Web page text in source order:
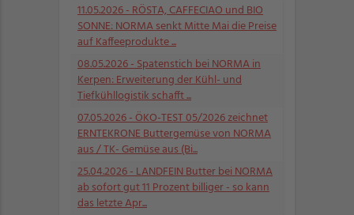
11.05.2026- RÖSTA, CAFFECIAO und BIO
SONNE: NORMA senkt Mitte Mai die Preise
auf Kaffeeprodukte ...
08.05.2026- Spatenstich bei NORMA in
Kerpen: Erweiterung der Kühl- und
Tiefkühllogistik schafft ...
07.05.2026- ÖKO-TEST 05/2026 zeichnet
ERNTEKRONE Buttergemüse von NORMA
aus / TK- Gemüse aus (Bi...
25.04.2026- LANDFEIN Butter bei NORMA
ab sofort gut 11 Prozent billiger - so kann
das letzte Apr...